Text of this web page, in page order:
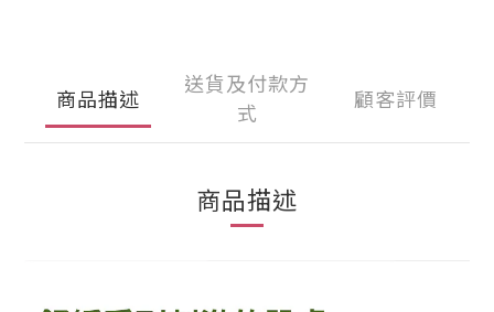
商品描述
送貨及付款方
式
顧客評價
商品描述